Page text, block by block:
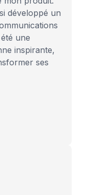
développé un
une
inspirante,
ses